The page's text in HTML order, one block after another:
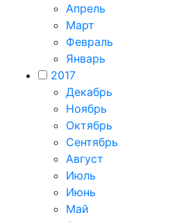
Апрель
Март
Февраль
Январь
2017
Декабрь
Ноябрь
Октябрь
Сентябрь
Август
Июль
Июнь
Май